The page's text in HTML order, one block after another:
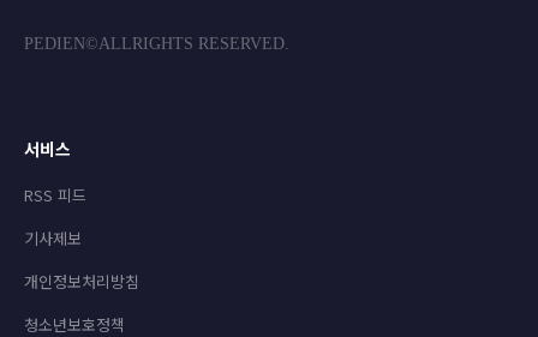
PEDIEN©ALLRIGHTS RESERVED.
서비스
RSS 피드
기사제보
개인정보처리방침
청소년보호정책